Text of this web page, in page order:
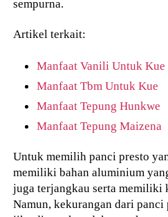
sempurna.
Artikel terkait:
Manfaat Vanili Untuk Kue
Manfaat Tbm Untuk Kue
Manfaat Tepung Hunkwe
Manfaat Tepung Maizena
Untuk memilih panci presto
memiliki bahan aluminium
juga terjangkau serta memiliki
Namun, kekurangan dari